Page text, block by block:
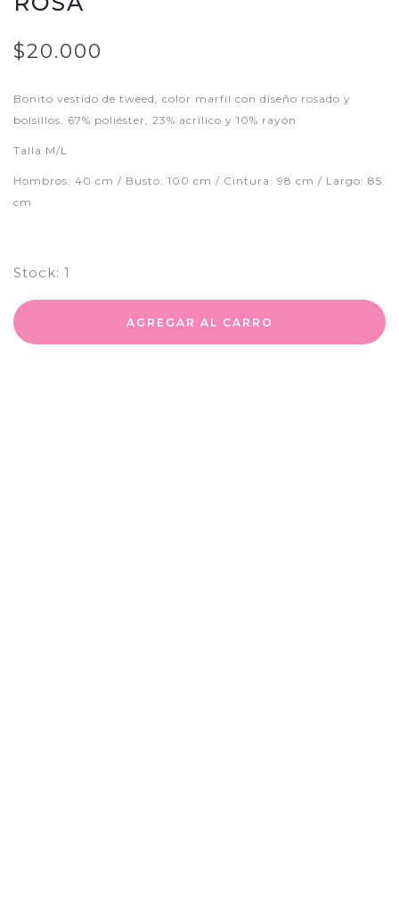
$20.000
Bonito vestido de tweed, color marfil con diseño rosado y
bolsillos. 67% poliéster, 23% acrílico y 10% rayón
Talla M/L
Hombros: 40 cm / Busto: 100 cm / Cintura: 98 cm / Largo: 85
cm
Stock: 1
AGREGAR AL CARRO